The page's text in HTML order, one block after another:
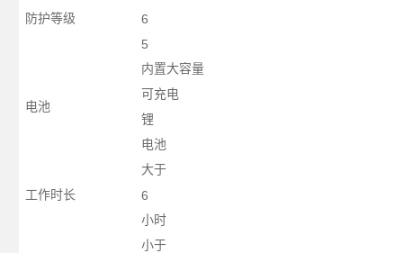
防护等级
6
5
电池
内置大容量
可充电
锂
电池
工作时长
大于
6
小时
小于